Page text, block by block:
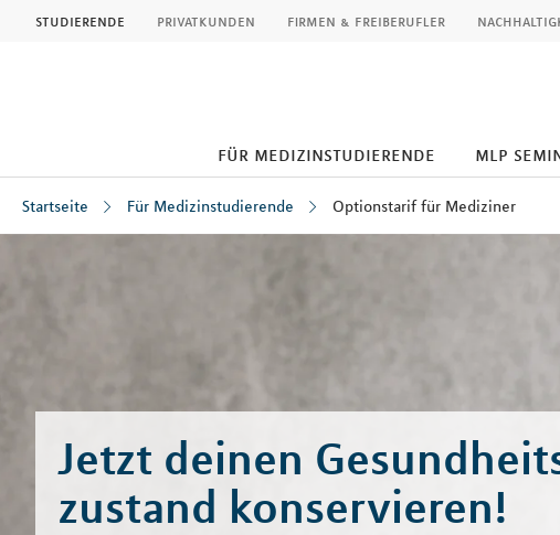
studierende privatkunden firmen & freiberufler
für medizinstudierende mlp
Startseite Für Medizinstudierende Optionstarif für Mediziner
Jetzt deinen
zustand konservieren!